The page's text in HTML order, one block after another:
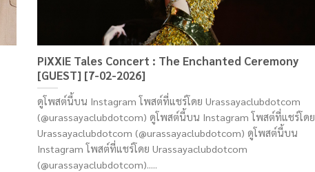
PiXXiE Tales Concert : The Enchanted Ceremony
[GUEST] [7-02-2026]
ดูโพสต์นี้บน Instagram โพสต์ที่แชร์โดย Urassayaclubdotcom
(@urassayaclubdotcom) ดูโพสต์นี้บน Instagram โพสต์ที่แชร์โดย
Urassayaclubdotcom (@urassayaclubdotcom) ดูโพสต์นี้บน
Instagram โพสต์ที่แชร์โดย Urassayaclubdotcom
(@urassayaclubdotcom).....